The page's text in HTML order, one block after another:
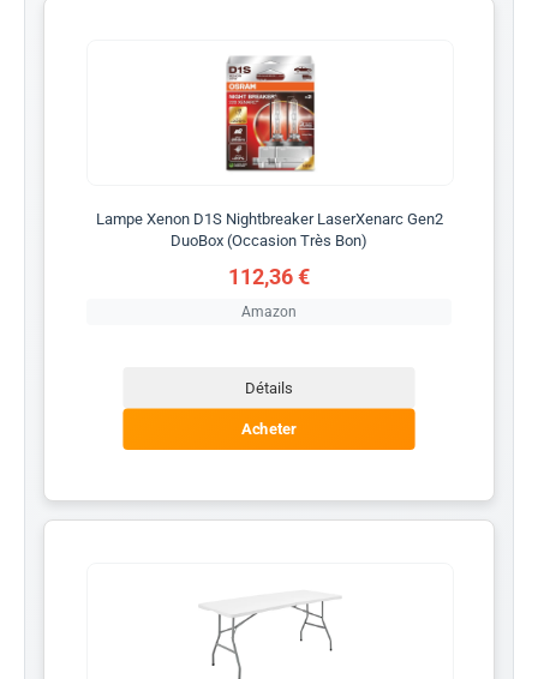
Lampe Xenon D1S Nightbreaker LaserXenarc Gen2
DuoBox (Occasion Très Bon)
112,36 €
Amazon
Détails
Acheter